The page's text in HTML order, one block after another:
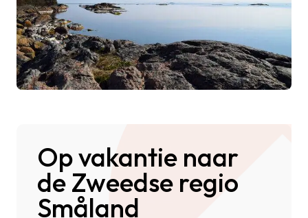
Op vakantie naar
de Zweedse regio
Småland